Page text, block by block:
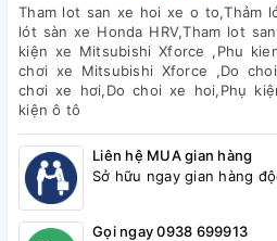
Tham lot san xe hoi xe o to,Thảm
lót sàn xe Honda HRV,Tham lot
kiện xe Mitsubishi Xforce ,Phu
chơi xe Mitsubishi Xforce ,Do
chơi xe hơi,Do choi xe hoi,Phụ
kiện ô tô
Liên hệ MUA gian hàng
Sở hữu ngay gian hàng
Gọi ngay 0938 699913